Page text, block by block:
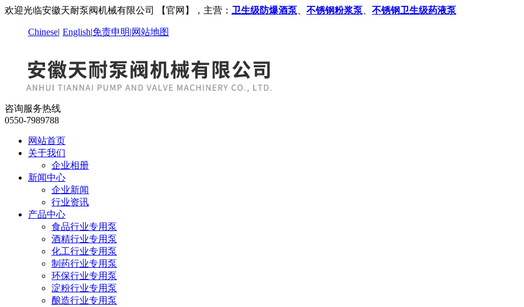
欢迎光临安徽天耐泵阀机械有限公司 【官网】，主营： 卫生级防爆酒泵 不锈钢粉浆泵 不锈钢卫生级药液泵
Chinese| English|免责申明|网站地图
咨询服务热线
0550-7989788
网站首页
关于我们
企业相册
新闻中心
企业新闻
行业资讯
产品中心
食品行业专用泵
酒精行业专用泵
化工行业专用泵
制药行业专用泵
环保行业专用泵
淀粉行业专用泵
酿造行业专用泵